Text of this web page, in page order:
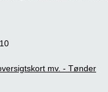
mv. - Tønder